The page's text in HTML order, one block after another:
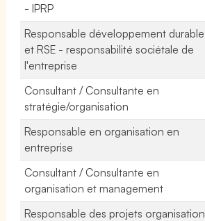
- IPRP
Responsable développement durable
et RSE - responsabilité sociétale de
l'entreprise
Consultant / Consultante en
stratégie/organisation
Responsable en organisation en
entreprise
Consultant / Consultante en
organisation et management
Responsable des projets organisation